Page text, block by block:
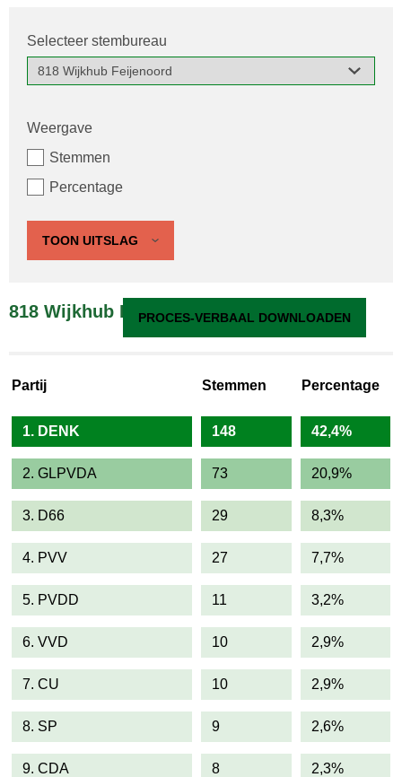
Selecteer stembureau
Weergave
Stemmen
Percentage
TOON UITSLAG
818 Wijkhub FeijenoordPROCES-VERBAAL DOWNLOADEN
Partij Stemmen Percentage
1. DENK 148 42,4%
2. GLPVDA 73 20,9%
3. D66 29 8,3%
4. PVV 27 7,7%
5. PVDD 11 3,2%
6. VVD 10 2,9%
7. CU 10 2,9%
8. SP 9 2,6%
9. CDA 8 2,3%